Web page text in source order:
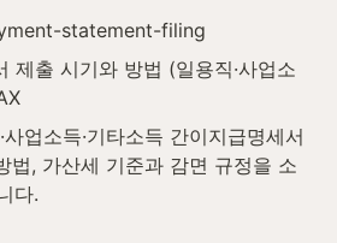
statement-filing
제출 시기와 방법 (일용직·사업소
업소득·기타소득 간이지급명세서
법, 가산세 기준과 감면 규정을 소
다.